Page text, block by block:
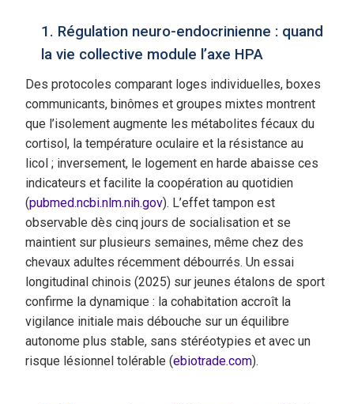
1. Régulation neuro-endocrinienne : quand
la vie collective module l’axe HPA
Des protocoles comparant loges individuelles, boxes
communicants, binômes et groupes mixtes montrent
que l’isolement augmente les métabolites fécaux du
cortisol, la température oculaire et la résistance au
licol ; inversement, le logement en harde abaisse ces
indicateurs et facilite la coopération au quotidien
(pubmed.ncbi.nlm.nih.gov). L’effet tampon est
observable dès cinq jours de socialisation et se
maintient sur plusieurs semaines, même chez des
chevaux adultes récemment débourrés. Un essai
longitudinal chinois (2025) sur jeunes étalons de sport
confirme la dynamique : la cohabitation accroît la
vigilance initiale mais débouche sur un équilibre
autonome plus stable, sans stéréotypies et avec un
risque lésionnel tolérable (ebiotrade.com).